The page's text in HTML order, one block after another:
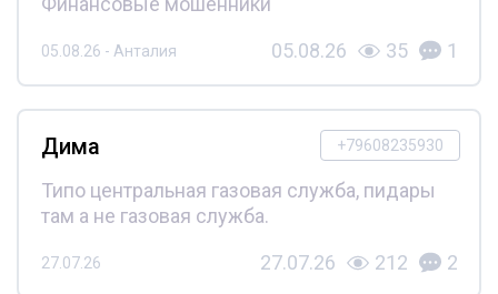
05.08.26 - Анталия 05.08.26 35 1
+79608235930
Дима
Типо центральная газовая служба, пидары
там а не газовая служба.
27.07.26 27.07.26 212 2